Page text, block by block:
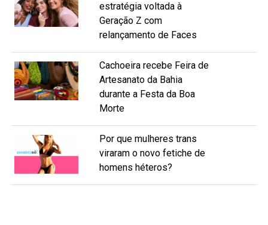
estratégia voltada à
Geração Z com
relançamento de Faces
Cachoeira recebe Feira de
Artesanato da Bahia
durante a Festa da Boa
Morte
Por que mulheres trans
viraram o novo fetiche de
homens héteros?